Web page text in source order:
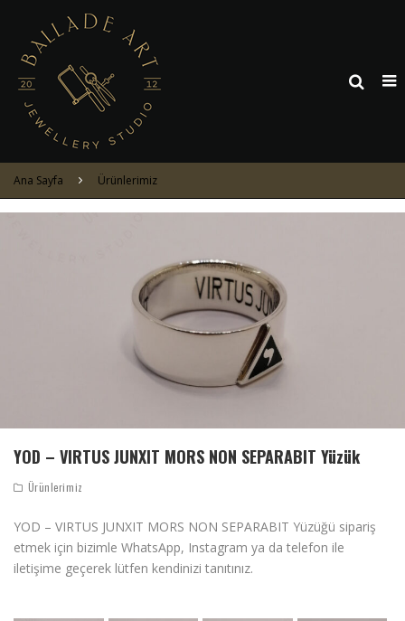
Ana Sayfa Ürünlerimiz
YOD – VIRTUS JUNXIT MORS NON SEPARABIT Yüzük
Ürünlerimiz
YOD – VIRTUS JUNXIT MORS NON SEPARABIT Yüzüğü sipariş
etmek için bizimle WhatsApp, Instagram ya da telefon ile
iletişime geçerek lütfen kendinizi tanıtınız.